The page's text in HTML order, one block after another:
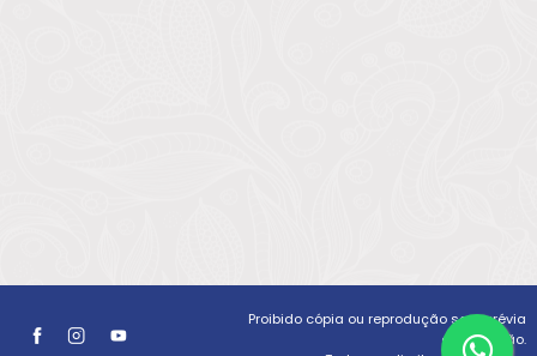
Proibido cópia ou reprodução sem prévia
autorização.